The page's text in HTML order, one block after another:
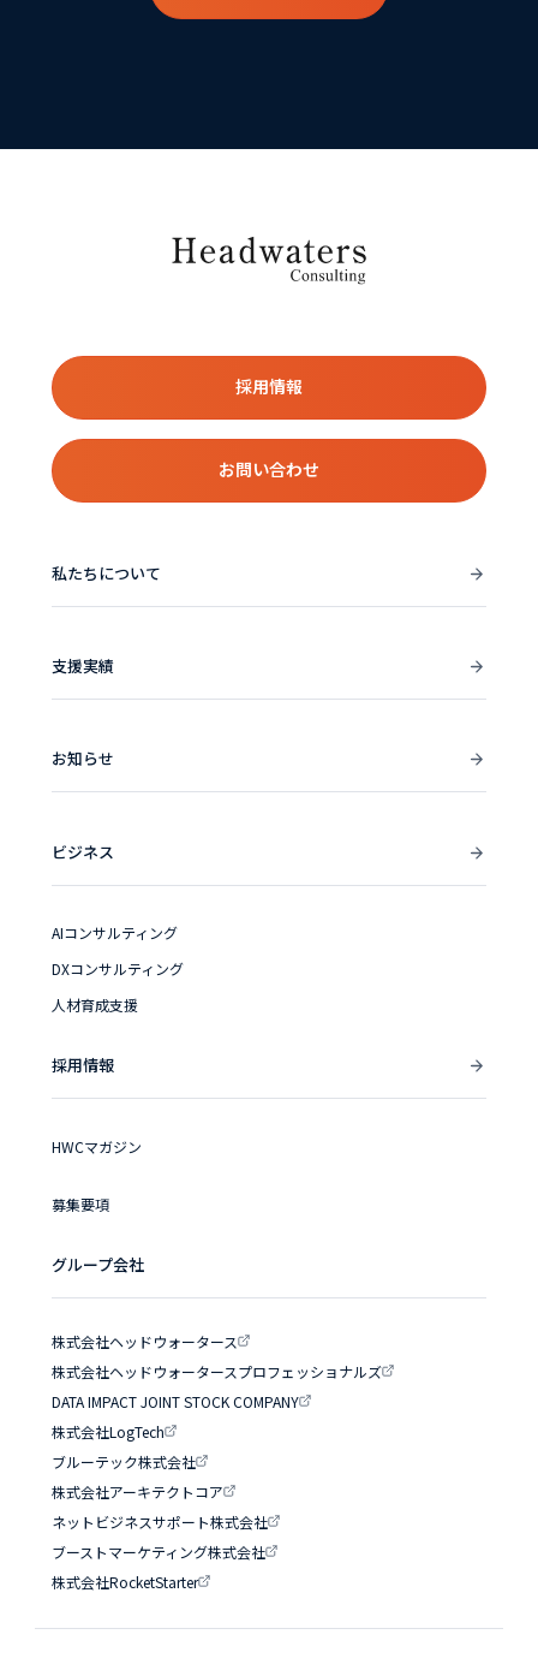
私たちについて
支援実績
お知らせ
ビジネス
AIコンサルティング
DXコンサルティング
人材育成支援
採用情報
HWCマガジン
募集要項
グループ会社
株式会社ヘッドウォータース
株式会社ヘッドウォータースプロフェッショナルズ
DATA IMPACT JOINT STOCK COMPANY
株式会社LogTech
ブルーテック株式会社
株式会社アーキテクトコア
ネットビジネスサポート株式会社
ブーストマーケティング株式会社
株式会社RocketStarter
採用情報
お問い合わせ